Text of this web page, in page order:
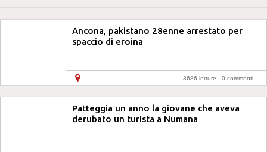
Ancona, pakistano 28enne arrestato per
spaccio di eroina
3686 letture - 0 commenti
Patteggia un anno la giovane che aveva
derubato un turista a Numana